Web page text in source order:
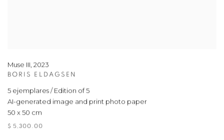
Muse III, 2023
BORIS ELDAGSEN
5 ejemplares / Edition of 5
AI-generated image and print photo paper
50 x 50 cm
$ 5,300.00